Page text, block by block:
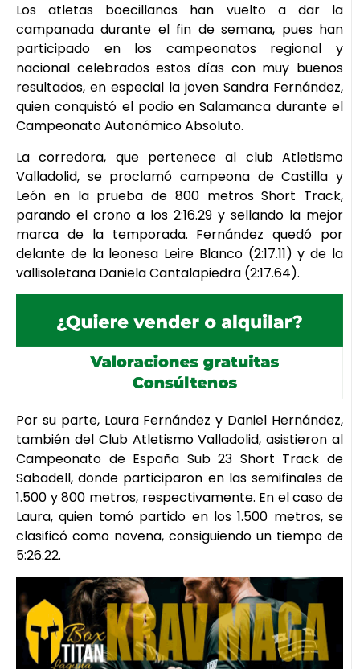
Los atletas boecillanos han vuelto a dar la
campanada durante el fin de semana, pues han
participado en los campeonatos regional y
nacional celebrados estos días con muy buenos
resultados, en especial la joven Sandra Fernández,
quien conquistó el podio en Salamanca durante el
Campeonato Autonómico Absoluto.
La corredora, que pertenece al club Atletismo
Valladolid, se proclamó campeona de Castilla y
León en la prueba de 800 metros Short Track,
parando el crono a los 2:16.29 y sellando la mejor
marca de la temporada. Fernández quedó por
delante de la leonesa Leire Blanco (2:17.11) y de la
vallisoletana Daniela Cantalapiedra (2:17.64).
Por su parte, Laura Fernández y Daniel Hernández,
también del Club Atletismo Valladolid, asistieron al
Campeonato de España Sub 23 Short Track de
Sabadell, donde participaron en las semifinales de
1.500 y 800 metros, respectivamente. En el caso de
Laura, quien tomó partido en los 1.500 metros, se
clasificó como novena, consiguiendo un tiempo de
5:26.22.